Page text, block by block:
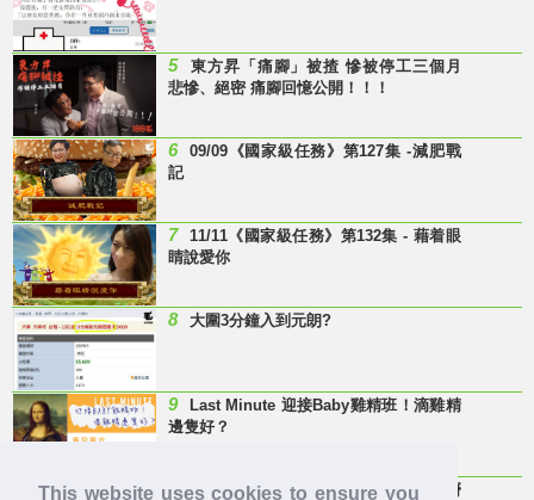
This website uses cookies to ensure you
5
東方昇「痛腳」被揸 慘被停工三個月
悲慘、絕密 痛腳回憶公開！！！
6
09/09《國家級任務》第127集 -減肥戰
記
7
11/11《國家級任務》第132集 - 藉着眼
睛說愛你
8 大圍3分鐘入到元朗?
9
Last Minute 迎接Baby雞精班！滴雞精
邊隻好？
10 【童年回憶】 有冇人記得呢兩隻嘢